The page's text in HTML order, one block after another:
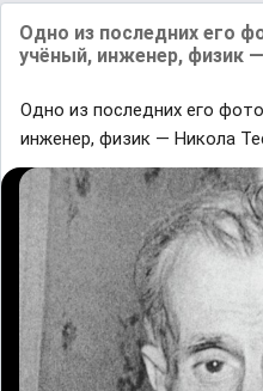
Одно из послeдних его
учёный, инженер, физик
Одно из послeдних его
инженер, физик — Никола